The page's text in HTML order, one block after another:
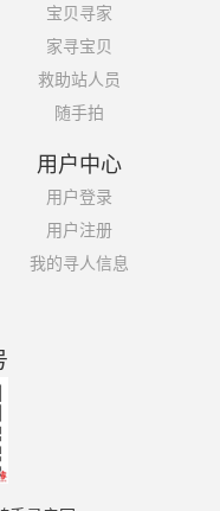
宝贝寻家
家寻宝贝
救助站人员
随手拍
用户中心
用户登录
用户注册
我的寻人信息